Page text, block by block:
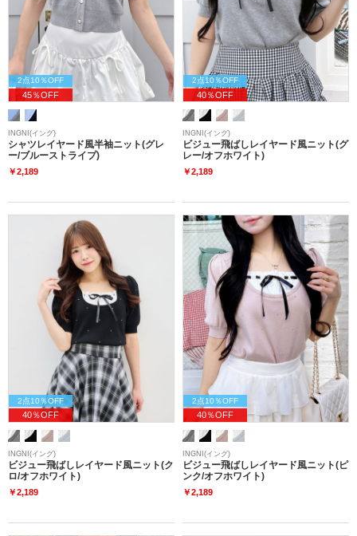
2点10％OFF
45％OFF
INGNI(イング)
シャツレイヤード風半袖ニット(グレ
ー/ブルーストライプ)
￥2,189
2点10％OFF
40％OFF
INGNI(イング)
ビジュー飛ばしレイヤード風ニット(グ
レー/オフホワイト)
￥2,189
2点10％OFF
40％OFF
INGNI(イング)
ビジュー飛ばしレイヤード風ニット(ク
ロ/オフホワイト)
￥2,189
2点10％OFF
40％OFF
INGNI(イング)
ビジュー飛ばしレイヤード風ニット(ピ
ンク/オフホワイト)
￥2,189